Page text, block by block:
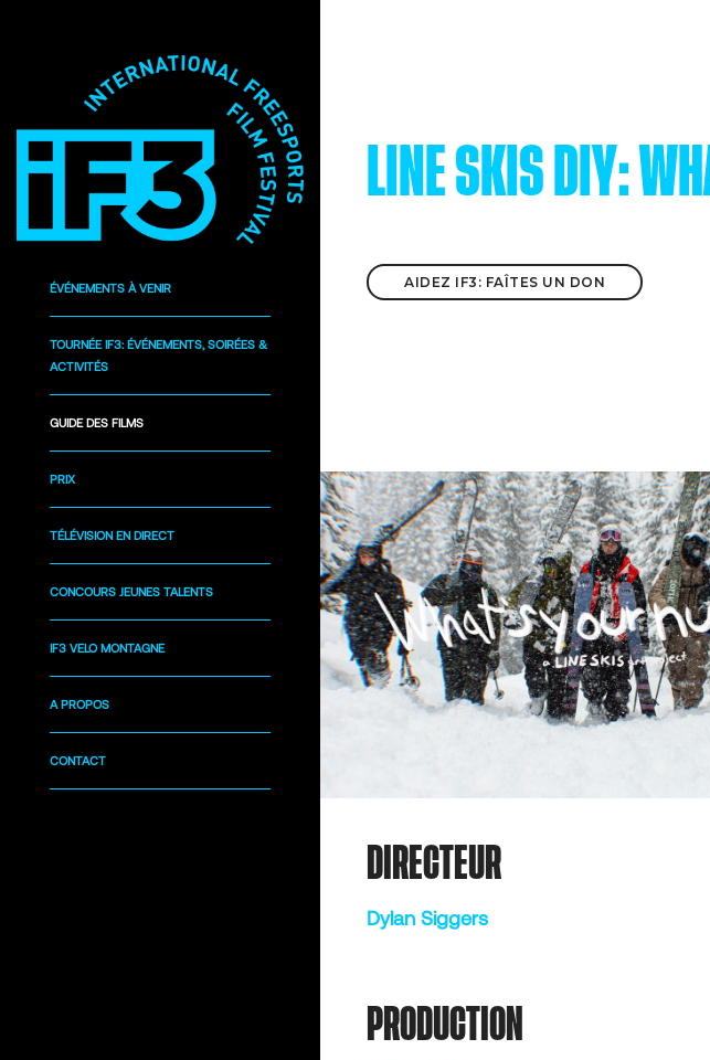
ÉVÉNEMENTS À VENIR
TOURNÉE IF3: ÉVÉNEMENTS, SOIRÉES &
ACTIVITÉS
GUIDE DES FILMS
PRIX
TÉLÉVISION EN DIRECT
CONCOURS JEUNES TALENTS
IF3 VELO MONTAGNE
A PROPOS
CONTACT
LINE SKIS DIY:
AIDEZ IF3: FAÎTES UN DON
DIRECTEUR
Dylan Siggers
PRODUCTION